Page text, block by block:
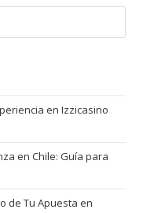
en Izzicasino
en Chile: Guía para
de Tu Apuesta en